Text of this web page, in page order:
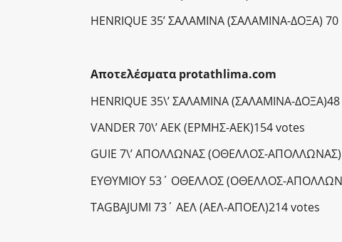
HENRIQUE 35’ ΣΑΛΑΜΙΝΑ (ΣΑΛΑΜΙΝΑ-ΔΟΞΑ) 70
Αποτελέσματα protathlima.com
HENRIQUE 35\’ ΣΑΛΑΜΙΝΑ (ΣΑΛΑΜΙΝΑ-
VANDER 70\’ AEK (EΡΜΗΣ-ΑΕΚ)154 votes
GUIE 7\’ AΠΟΛΛΩΝΑΣ (ΟΘΕΛΛΟΣ-
ΕΥΘΥΜΙΟΥ 53΄ ΟΘΕΛΛΟΣ (ΟΘΕΛΛΟΣ-
ΤΑGBAJUMI 73΄ ΑΕΛ (ΑΕΛ-ΑΠΟΕΛ)214 votes